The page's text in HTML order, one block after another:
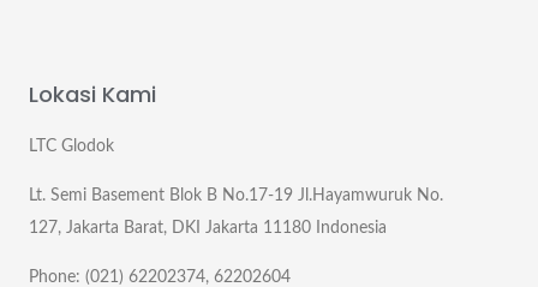
Lokasi Kami
LTC Glodok
Lt. Semi Basement Blok B No.17-19 Jl.Hayamwuruk No.
127, Jakarta Barat, DKI Jakarta 11180 Indonesia
Phone: (021) 62202374, 62202604